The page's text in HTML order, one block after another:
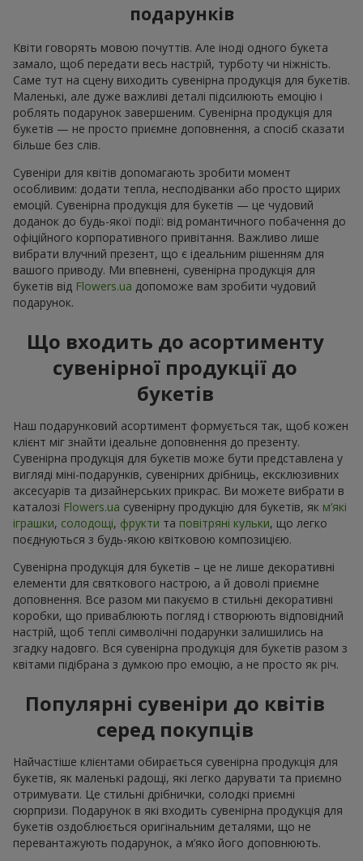
подарунків
Квіти говорять мовою почуттів. Але іноді одного букета
замало, щоб передати весь настрій, турботу чи ніжність.
Саме тут на сцену виходить сувенірна продукція для букетів.
Маленькі, але дуже важливі деталі підсилюють емоцію і
роблять подарунок завершеним. Сувенірна продукція для
букетів — не просто приємне доповнення, а спосіб сказати
більше без слів.
Сувеніри для квітів допомагають зробити момент
особливим: додати тепла, несподіванки або просто щирих
емоцій. Сувенірна продукція для букетів — це чудовий
доданок до будь-якої події: від романтичного побачення до
офіційного корпоративного привітання. Важливо лише
вибрати влучний презент, що є ідеальним рішенням для
вашого приводу. Ми впевнені, сувенірна продукція для
букетів від Flowers.ua допоможе вам зробити чудовий
подарунок.
Що входить до асортименту
сувенірної продукції до
букетів
Наш подарунковий асортимент формується так, щоб кожен
клієнт міг знайти ідеальне доповнення до презенту.
Сувенірна продукція для букетів може бути представлена у
вигляді міні-подарунків, сувенірних дрібниць, ексклюзивних
аксесуарів та дизайнерських прикрас. Ви можете вибрати в
каталозі Flowers.ua cувенірну продукцію для букетів, як м’які
іграшки, солодощі, фрукти та повітряні кульки, що легко
поєднуються з будь-якою квітковою композицією.
Сувенірна продукція для букетів – це не лише декоративні
елементи для святкового настрою, а й доволі приємне
доповнення. Все разом ми пакуємо в стильні декоративні
коробки, що приваблюють погляд і створюють відповідний
настрій, щоб теплі символічні подарунки залишились на
згадку надовго. Вся сувенірна продукція для букетів разом з
квітами підібрана з думкою про емоцію, а не просто як річ.
Популярні сувеніри до квітів
серед покупців
Найчастіше клієнтами обирається сувенірна продукція для
букетів, як маленькі радощі, які легко дарувати та приємно
отримувати. Це стильні дрібнички, солодкі приємні
сюрпризи. Подарунок в які входить сувенірна продукція для
букетів оздоблюється оригінальним деталями, що не
перевантажують подарунок, а м’яко його доповнюють.